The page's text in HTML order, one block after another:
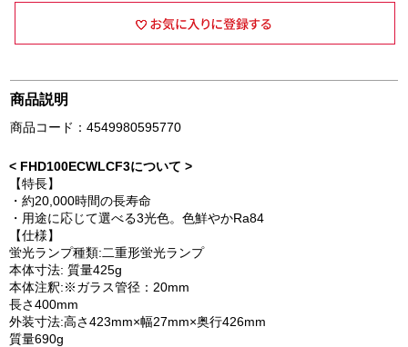
商品説明
商品コード：4549980595770
< FHD100ECWLCF3について >
【特長】
・約20,000時間の長寿命
・用途に応じて選べる3光色。色鮮やかRa84
【仕様】
蛍光ランプ種類:二重形蛍光ランプ
本体寸法: 質量425g
本体注釈:※ガラス管径：20mm
長さ400mm
外装寸法:高さ423mm×幅27mm×奥行426mm
質量690g